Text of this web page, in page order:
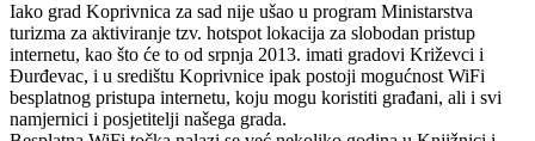
Iako grad Koprivnica za sad nije ušao u program Ministarstva
turizma za aktiviranje tzv. hotspot lokacija za slobodan pristup
internetu, kao što će to od srpnja 2013. imati gradovi Križevci i
Đurđevac, i u središtu Koprivnice ipak postoji mogućnost WiFi
besplatnog pristupa internetu, koju mogu koristiti građani, ali i svi
namjernici i posjetitelji našega grada.